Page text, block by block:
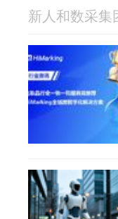
新人和数采集